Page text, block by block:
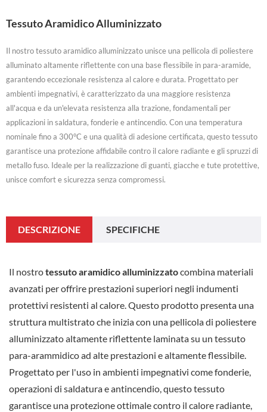
Tessuto Aramidico Alluminizzato
Il nostro tessuto aramidico alluminizzato unisce una pellicola di poliestere
alluminato altamente riflettente con una base flessibile in para-aramide,
garantendo eccezionale resistenza al calore e durata. Progettato per
ambienti impegnativi, è caratterizzato da una maggiore resistenza
all'acqua e da un'elevata resistenza alla trazione, fondamentali per
applicazioni in saldatura, fonderie e antincendio. Con una temperatura
nominale fino a 300°C e una qualità di adesione certificata, questo tessuto
garantisce una protezione affidabile contro il calore radiante e gli spruzzi di
metallo fuso. Ideale per la realizzazione di guanti, giacche e tute protettive,
unisce comfort e sicurezza senza compromessi.
DESCRIZIONE SPECIFICHE
Il nostrotessuto aramidico alluminizzatocombina materiali
avanzati per offrire prestazioni superiori negli indumenti
protettivi resistenti al calore. Questo prodotto presenta una
struttura multistrato che inizia con una pellicola di poliestere
alluminizzato altamente riflettente laminata su un tessuto
para-arammidico ad alte prestazioni e altamente flessibile.
Progettato per l'uso in ambienti impegnativi come fonderie,
operazioni di saldatura e antincendio, questo tessuto
garantisce una protezione ottimale contro il calore radiante,